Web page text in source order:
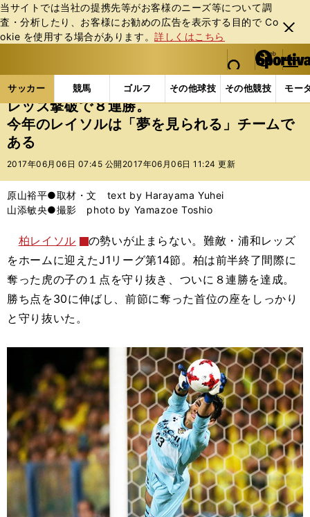
当サイトでは当社の提携先等がお客様のニーズ等について調
査・分析したり、お客様にお勧めの広告を表⽰する⽬的で Co
okie を使⽤する場合があります。詳しくはこちら
閉じ
る
web Sportiva (webスポルティーバ)
検索
マイペ
ー
ジ
メニュ
サッカー 競馬 ゴルフ その他球技 その他競技 モー
ス
ポ
ル
テ
ー
バ
サッカーの記事一覧 Jリーグ他 Jリーグ レッズ
レッズ撃破で８連勝。
今年のレイソルは「夢を見られる」チームで
ある
2017年06月06日 07:45 公開 2017年06月06日 11:24 更新
原山裕平●取材・文 text by Harayama Yuhei
山添敏央●撮影 photo by Yamazoe Toshio
柏レイソル
の勢いが止まらない。難敵・浦和レッズ
をホームに迎えたJ1リーグ第14節。柏は前半終了間際に
奪った虎の子の１点を守り抜き、ついに８連勝を達成。
勝ち点を30に伸ばし、前節に奪った首位の座をしっかり
と守り抜いた。